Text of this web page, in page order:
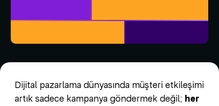
Dijital pazarlama dünyasında müşteri etkileşimi
artık sadece kampanya göndermek değil; her